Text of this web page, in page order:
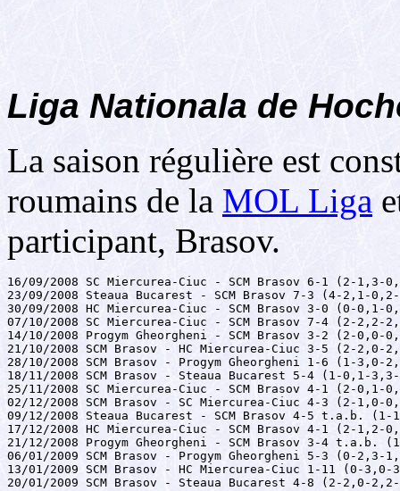
Liga Nationala de
La saison régulière est
roumains de la MOL Liga
participant, Brasov.
16/09/2008 SC Miercurea-Ciuc - SCM Brasov 6-1 (2-1,3-
23/09/2008 Steaua Bucarest - SCM Brasov 7-3 (4-2,1-
30/09/2008 HC Miercurea-Ciuc - SCM Brasov 3-0 (0-0,1-
07/10/2008 SC Miercurea-Ciuc - SCM Brasov 7-4 (2-2,2-
14/10/2008 Progym Gheorgheni - SCM Brasov 3-2 (2-0,0-
21/10/2008 SCM Brasov - HC Miercurea-Ciuc 3-5 (2-2,0-
28/10/2008 SCM Brasov - Progym Gheorgheni 1-6 (1-3,0-
18/11/2008 SCM Brasov - Steaua Bucarest 5-4 (1-0,1-
25/11/2008 SC Miercurea-Ciuc - SCM Brasov 4-1 (2-0,1-
02/12/2008 SCM Brasov - SC Miercurea-Ciuc 4-3 (2-1,0-
09/12/2008 Steaua Bucarest - SCM Brasov 4-5 t.a.b.
17/12/2008 HC Miercurea-Ciuc - SCM Brasov 4-1 (2-1,2-
21/12/2008 Progym Gheorgheni - SCM Brasov 3-4 t.a.b.
06/01/2009 SCM Brasov - Progym Gheorgheni 5-3 (0-2,3-
13/01/2009 SCM Brasov - HC Miercurea-Ciuc 1-11 (0-3,0-
20/01/2009 SCM Brasov - Steaua Bucarest 4-8 (2-2,0-